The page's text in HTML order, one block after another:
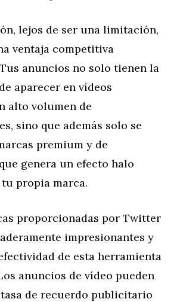
lejos de ser una limitación,
ventaja competitiva
anuncios no solo tienen la
aparecer en vídeos
alto volumen de
sino que además solo se
premium y de
genera un efecto halo
propia marca.
proporcionadas por Twitter
impresionantes y
de esta herramienta
anuncios de vídeo pueden
de recuerdo publicitario